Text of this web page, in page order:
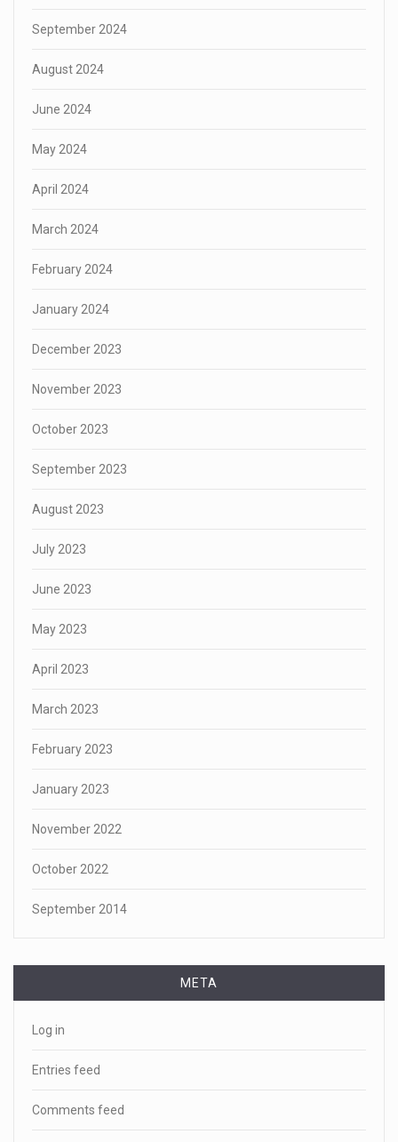
September 2024
August 2024
June 2024
May 2024
April 2024
March 2024
February 2024
January 2024
December 2023
November 2023
October 2023
September 2023
August 2023
July 2023
June 2023
May 2023
April 2023
March 2023
February 2023
January 2023
November 2022
October 2022
September 2014
META
Log in
Entries feed
Comments feed